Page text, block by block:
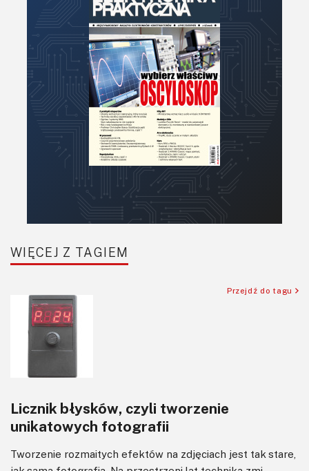
WIĘCEJ Z TAGIEM
Przejdź do tagu
Licznik błysków, czyli tworzenie
unikatowych fotografii
Tworzenie rozmaitych efektów na zdjęciach jest tak stare,